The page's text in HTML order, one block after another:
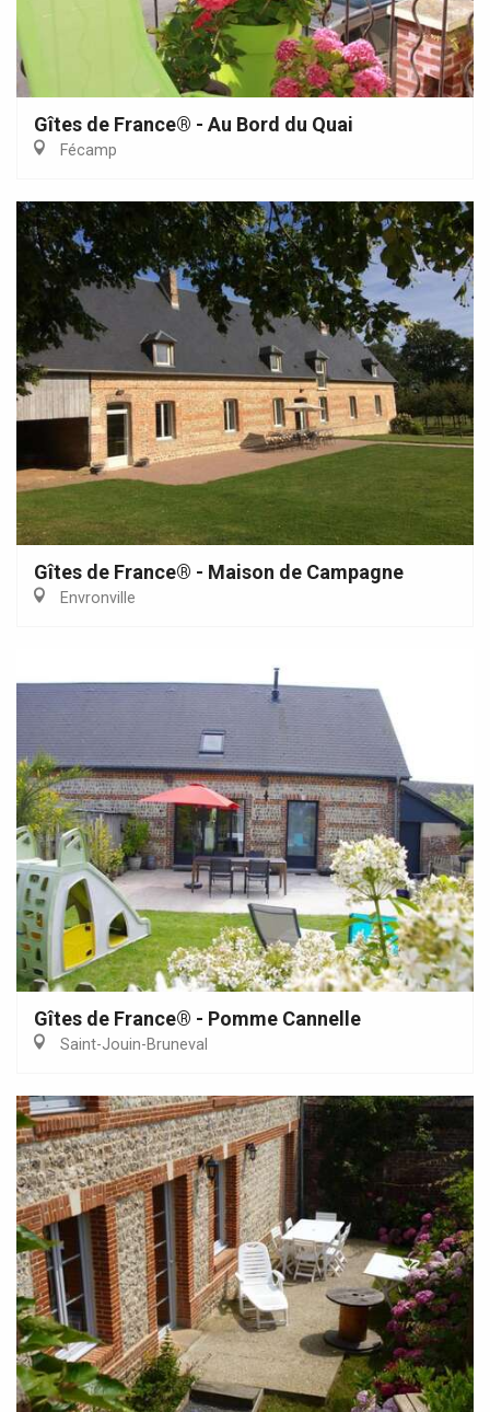
Gîtes de France® - Au Bord du Quai
Fécamp
Gîtes de France® - Maison de Campagne
Envronville
Gîtes de France® - Pomme Cannelle
Saint-Jouin-Bruneval